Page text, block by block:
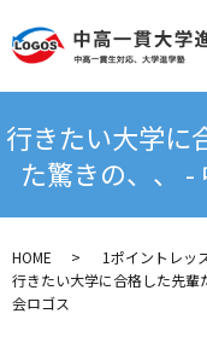
行きたい大学に
た驚きの、、 -
HOME
1ポイントレッ
行きたい大学に合格した先輩
会ロゴス